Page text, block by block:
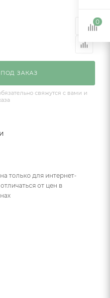
ПОД ЗАКАЗ
свяжутся с вами и
только для интернет-
от цен в
0